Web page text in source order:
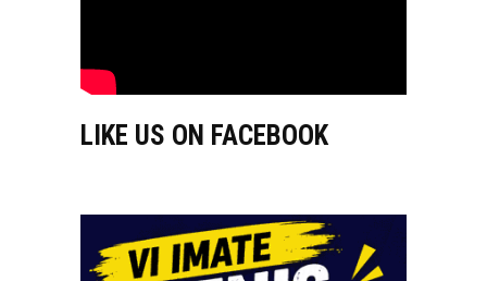
LIKE US ON FACEBOOK